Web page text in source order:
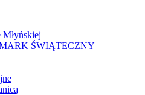
Młyńskiej
ŚWIĄTECZNY